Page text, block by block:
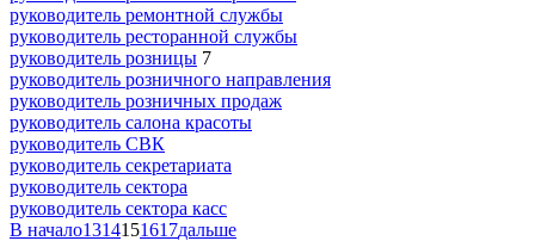
руководитель ремонтной службы
руководитель ресторанной службы
руководитель розницы 7
руководитель розничного направления
руководитель розничных продаж
руководитель салона красоты
руководитель СВК
руководитель секретариата
руководитель сектора
руководитель сектора касс
В начало1314151617дальше